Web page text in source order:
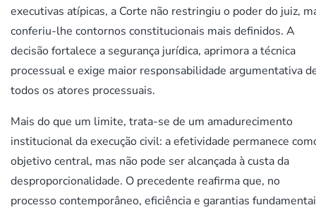
executivas atípicas, a Corte não restringiu o poder do juiz,
conferiu-lhe contornos constitucionais mais definidos. A
decisão fortalece a segurança jurídica, aprimora a técnica
processual e exige maior responsabilidade argumentativa
todos os atores processuais.
Mais do que um limite, trata-se de um amadurecimento
institucional da execução civil: a efetividade permanece
objetivo central, mas não pode ser alcançada à custa da
desproporcionalidade. O precedente reafirma que, no
processo contemporâneo, eficiência e garantias